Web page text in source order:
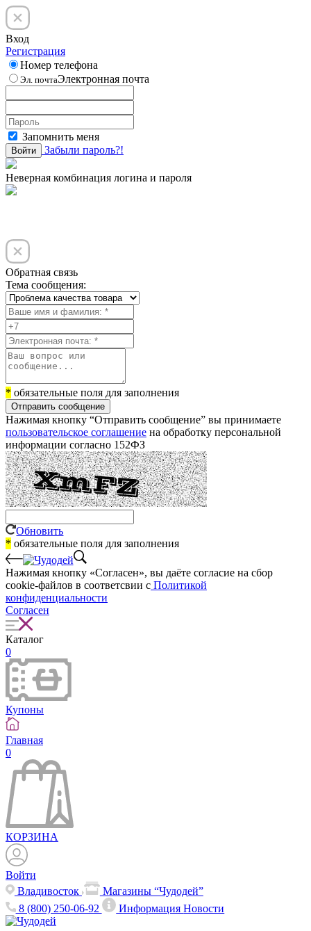
Вход
Регистрация
Номер телефона
Эл. почтаЭлектронная почта
Запомнить меня
Войти Забыли пароль?!
Неверная комбинация логина и пароля
Обратная связь
Тема сообщения:
* обязательные поля для заполнения
Отправить сообщение
Нажимая кнопку “Отправить сообщение” вы принимаете
пользовательское соглашение на обработку персональной
информации согласно 152ФЗ
Обновить
* обязательные поля для заполнения
Нажимая кнопку «Согласен», вы даёте cогласие на сбор
cookie-файлов в соответсвии с Политикой
конфиденциальности
Согласен
Каталог
0
Купоны
Главная
0
КОРЗИНА
Войти
Владивосток
Магазины “Чудодей”
8 (800) 250-06-92
ИнформацияНовости